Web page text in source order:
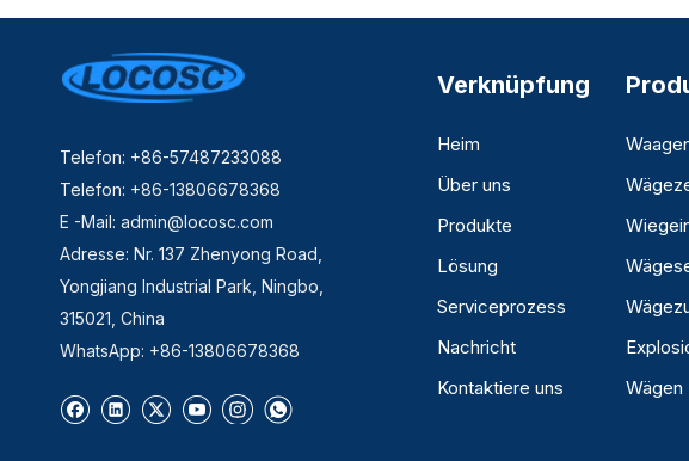
Telefon: +86-57487233088
Telefon: +86-13806678368
E -Mail: admin@locosc.com
Adresse: Nr. 137 Zhenyong Road,
Yongjiang Industrial Park, Ningbo,
315021, China
WhatsApp: +86-13806678368
Verknüpfung
Heim
Über uns
Produkte
Lösung
Serviceprozess
Nachricht
Kontaktiere uns
Wägen